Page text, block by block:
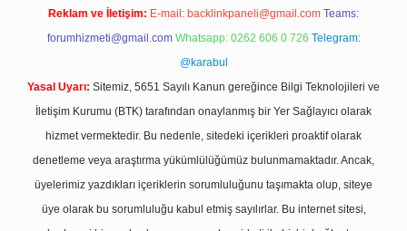
Reklam ve İletişim: E-mail: backlinkpaneli@gmail.com Teams:
forumhizmeti@gmail.com Whatsapp: 0262 606 0 726 Telegram:
@karabul
Yasal Uyarı: Sitemiz, 5651 Sayılı Kanun gereğince Bilgi Teknolojileri ve
İletişim Kurumu (BTK) tarafından onaylanmış bir Yer Sağlayıcı olarak
hizmet vermektedir. Bu nedenle, sitedeki içerikleri proaktif olarak
denetleme veya araştırma yükümlülüğümüz bulunmamaktadır. Ancak,
üyelerimiz yazdıkları içeriklerin sorumluluğunu taşımakta olup, siteye
üye olarak bu sorumluluğu kabul etmiş sayılırlar. Bu internet sitesi,